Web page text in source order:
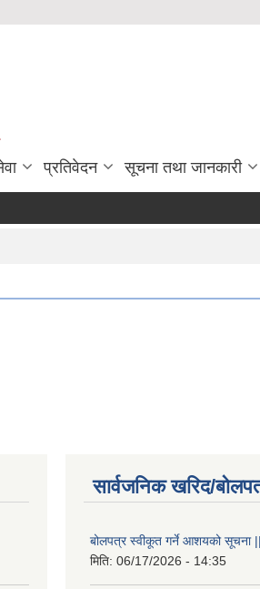
प्रतिवेदन सूचना तथा जानकारी
सार्वजनिक खरिद/
बोलपत्र स्वीकूत गर्ने आशयको सूचना
मिति: 06/17/2026 - 14:35